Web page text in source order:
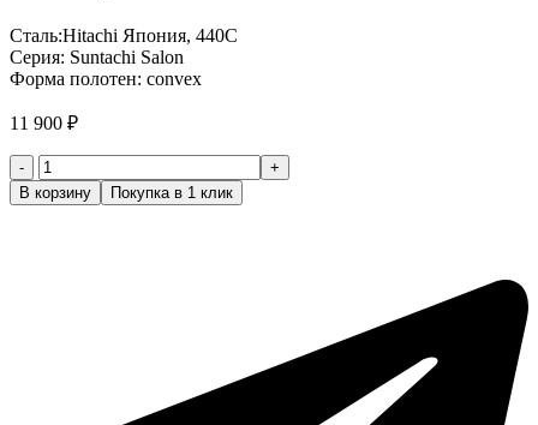
Сталь:Hitachi Япония, 440C
Серия: Suntachi Salon
Форма полотен: convex
11 900 ₽
Количество
товара
Ножницы
В корзину Покупка в 1 клик